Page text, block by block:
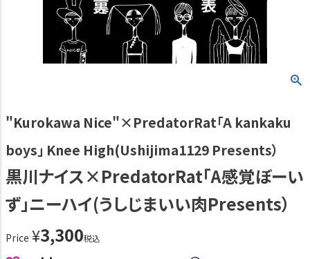
"Kurokawa Nice"×PredatorRat「A kankaku
boys」 Knee High(Ushijima1129 Presents）
黒川ナイス×PredatorRat「A感覚ぼーい
ず」ニーハイ(うしじまいい肉Presents）
Price ¥3,300税込